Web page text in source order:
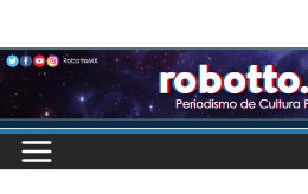
to
content